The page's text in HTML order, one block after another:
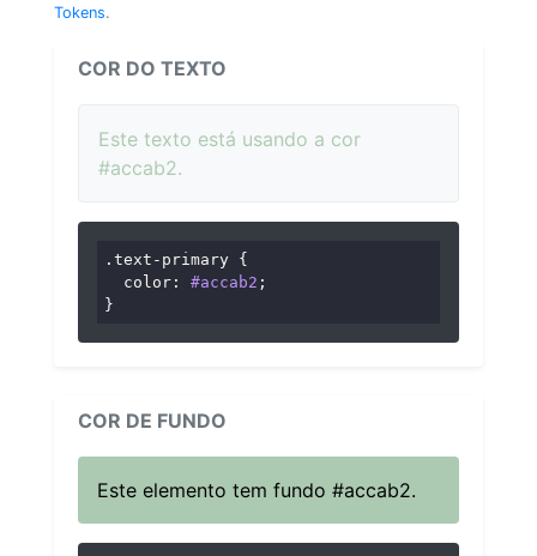
Tokens.
COR DO TEXTO
Este texto está usando a cor
#accab2.
.text-primary {
color : #accab2 ;
}
COR DE FUNDO
Este elemento tem fundo #accab2.